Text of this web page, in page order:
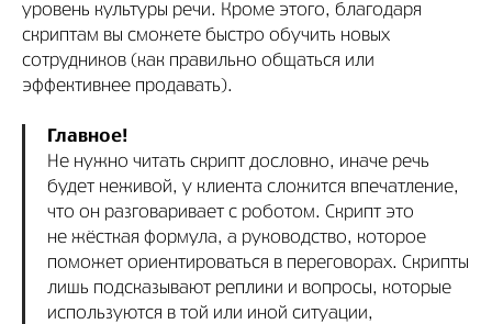
уровень культуры речи. Кроме этого, благодаря
скриптам вы сможете быстро обучить новых
сотрудников (как правильно общаться или
эффективнее продавать).
Главное!
Не нужно читать скрипт дословно, иначе речь
будет неживой, у клиента сложится впечатление,
что он разговаривает с роботом. Скрипт это
не жёсткая формула, а руководство, которое
поможет ориентироваться в переговорах. Скрипты
лишь подсказывают реплики и вопросы, которые
используются в той или иной ситуации,